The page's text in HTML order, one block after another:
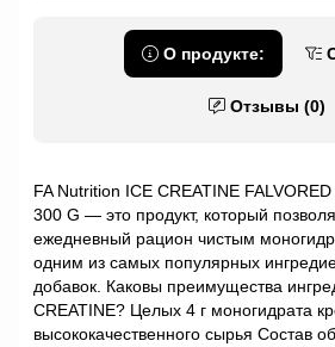
О продукте:
Отзывы (0)
FA Nutrition ICE CREATINE
300 G — это продукт, который
ежедневный рацион чистым
одним из самых популярных
добавок. Каковы преимущества
CREATINE? Целых 4 г моногидрата
высококачественного сырья Состав